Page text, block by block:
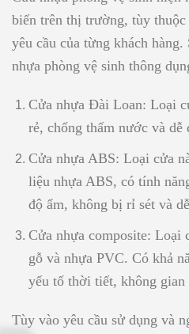
biến trên thị trường, tùy
yêu cầu của từng khách
nhựa phòng vệ sinh thông
Cửa nhựa Đài Loan: Loại
rẻ, chống thấm nước và dễ
Cửa nhựa ABS: Loại cửa
liệu nhựa ABS, có tính
độ ẩm, không bị rỉ sét và
Cửa nhựa composite: Loại
gỗ và nhựa PVC. Có khả
yếu tố thời tiết, không gian
Tùy vào yêu cầu sử dụng và